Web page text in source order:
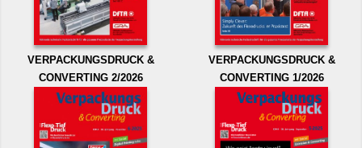
VERPACKUNGSDRUCK &
CONVERTING 2/2026
VERPACKUNGSDRUCK &
CONVERTING 1/2026